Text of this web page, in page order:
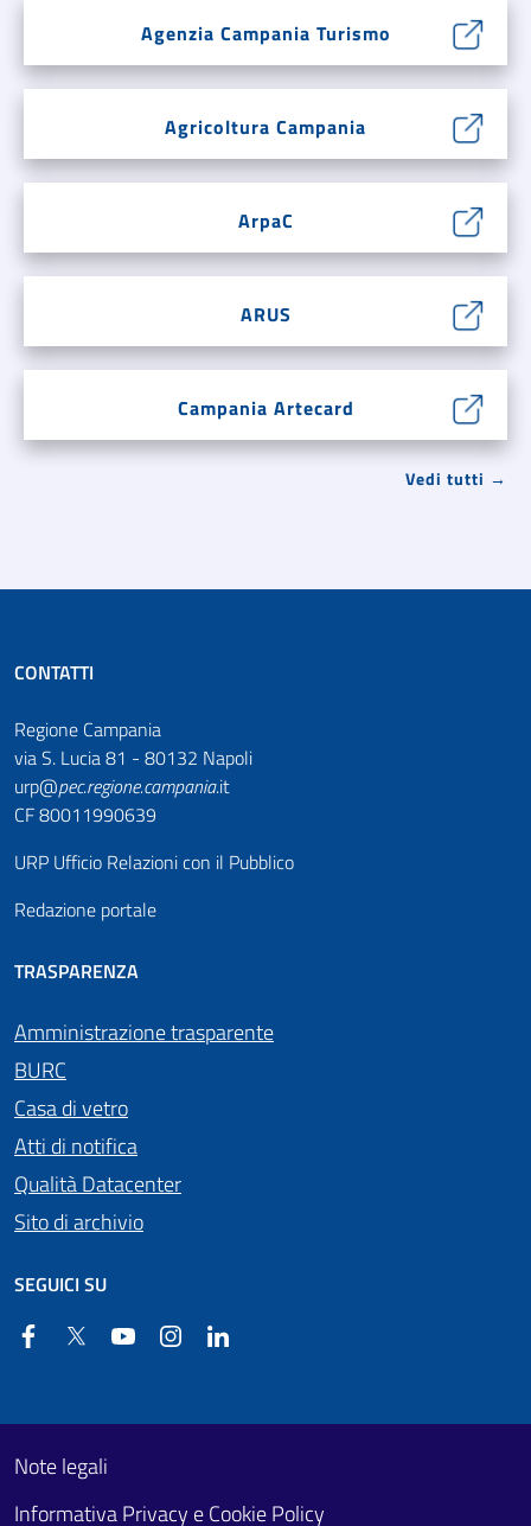
Agenzia Campania Turismo
Agricoltura Campania
ArpaC
ARUS
Campania Artecard
Vedi tutti →
CONTATTI
Regione Campania
via S. Lucia 81 - 80132 Napoli
urp@pec.regione.campania.it
CF 80011990639
URP Ufficio Relazioni con il Pubblico
Redazione portale
TRASPARENZA
Amministrazione trasparente
BURC
Casa di vetro
Atti di notifica
Qualità Datacenter
Sito di archivio
SEGUICI SU
FacebookTwitter YouTube Instagram
Footer First
Useful links section
Note legali
Informativa Privacy e Cookie Policy